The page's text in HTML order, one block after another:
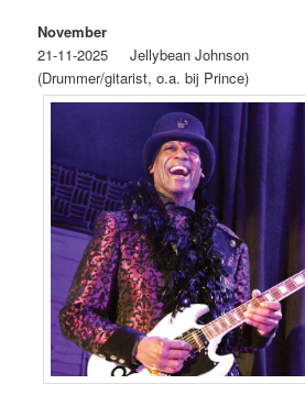
November
21-11-2025 Jellybean Johnson
(Drummer/gitarist, o.a. bij Prince)